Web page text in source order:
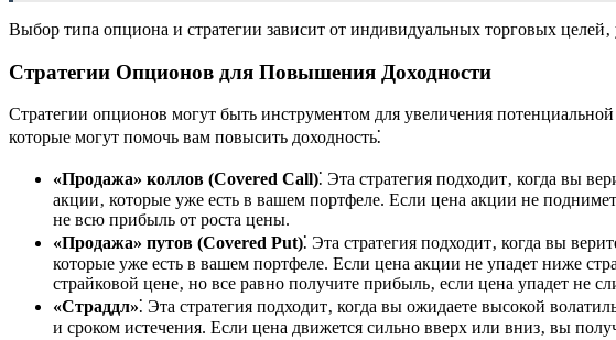
Выбор типа опциона и стратегии зависит от индивидуальных торговых
Стратегии Опционов для Повышения Доходности
Стратегии опционов могут быть инструментом для увеличения
которые могут помочь вам повысить доходность⁚
«Продажа» коллов (Covered Call)⁚ Эта стратегия подходит‚ когда вы
акции‚ которые уже есть в вашем портфеле. Если цена акции не
не всю прибыль от роста цены.
«Продажа» путов (Covered Put)⁚ Эта стратегия подходит‚ когда вы
которые уже есть в вашем портфеле. Если цена акции не упадет ниже
страйковой цене‚ но все равно получите прибыль‚ если цена упадет не
«Страддл»⁚ Эта стратегия подходит‚ когда вы ожидаете высокой
и сроком истечения. Если цена движется сильно вверх или вниз‚ вы